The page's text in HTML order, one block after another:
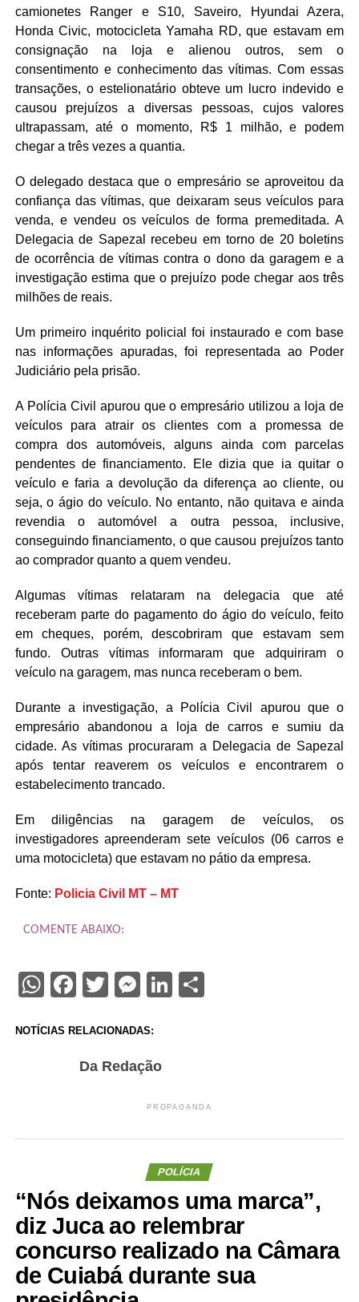
camionetes Ranger e S10, Saveiro, Hyundai Azera,
Honda Civic, motocicleta Yamaha RD, que estavam em
consignação na loja e alienou outros, sem o
consentimento e conhecimento das vítimas. Com essas
transações, o estelionatário obteve um lucro indevido e
causou prejuízos a diversas pessoas, cujos valores
ultrapassam, até o momento, R$ 1 milhão, e podem
chegar a três vezes a quantia.
O delegado destaca que o empresário se aproveitou da
confiança das vítimas, que deixaram seus veículos para
venda, e vendeu os veículos de forma premeditada. A
Delegacia de Sapezal recebeu em torno de 20 boletins
de ocorrência de vítimas contra o dono da garagem e a
investigação estima que o prejuízo pode chegar aos três
milhões de reais.
Um primeiro inquérito policial foi instaurado e com base
nas informações apuradas, foi representada ao Poder
Judiciário pela prisão.
A Polícia Civil apurou que o empresário utilizou a loja de
veículos para atrair os clientes com a promessa de
compra dos automóveis, alguns ainda com parcelas
pendentes de financiamento. Ele dizia que ia quitar o
veículo e faria a devolução da diferença ao cliente, ou
seja, o ágio do veículo. No entanto, não quitava e ainda
revendia o automóvel a outra pessoa, inclusive,
conseguindo financiamento, o que causou prejuízos tanto
ao comprador quanto a quem vendeu.
Algumas vítimas relataram na delegacia que até
receberam parte do pagamento do ágio do veículo, feito
em cheques, porém, descobriram que estavam sem
fundo. Outras vítimas informaram que adquiriram o
veículo na garagem, mas nunca receberam o bem.
Durante a investigação, a Polícia Civil apurou que o
empresário abandonou a loja de carros e sumiu da
cidade. As vítimas procuraram a Delegacia de Sapezal
após tentar reaverem os veículos e encontrarem o
estabelecimento trancado.
Em diligências na garagem de veículos, os
investigadores apreenderam sete veículos (06 carros e
uma motocicleta) que estavam no pátio da empresa.
Fonte: Policia Civil MT – MT
COMENTE ABAIXO:
WhatsApp
Facebook
Twitter
Messenger
LinkedIn
Share
NOTÍCIAS RELACIONADAS:
Da Redação
PROPAGANDA
POLÍCIA
“Nós deixamos uma marca”,
diz Juca ao relembrar
concurso realizado na Câmara
de Cuiabá durante sua